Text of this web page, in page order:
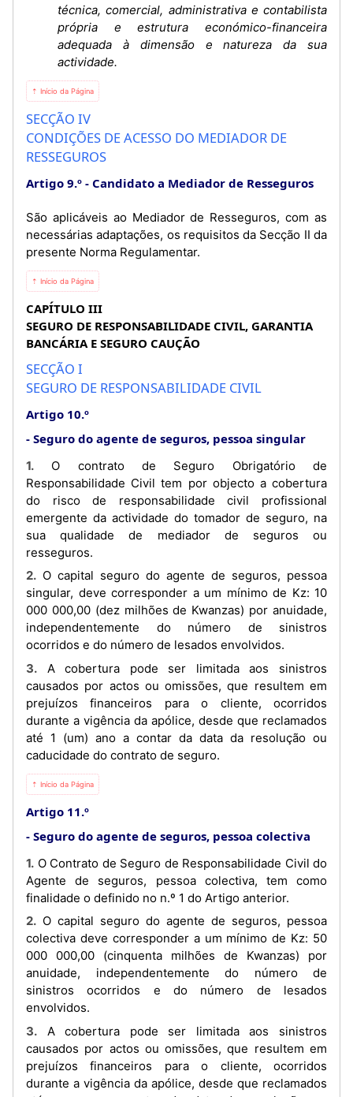
técnica, comercial, administrativa e contabilista
própria e estrutura económico-financeira
adequada à dimensão e natureza da sua
actividade.
⇡ Início da Página
SECÇÃO IV
CONDIÇÕES DE ACESSO DO MEDIADOR DE
RESSEGUROS
Artigo 9.º Candidato a Mediador de Resseguros
São aplicáveis ao Mediador de Resseguros, com as
necessárias adaptações, os requisitos da Secção II da
presente Norma Regulamentar.
⇡ Início da Página
CAPÍTULO III
SEGURO DE RESPONSABILIDADE CIVIL, GARANTIA
BANCÁRIA E SEGURO CAUÇÃO
SECÇÃO I
SEGURO DE RESPONSABILIDADE CIVIL
Artigo 10.º
Seguro do agente de seguros, pessoa singular
1. O contrato de Seguro Obrigatório de
Responsabilidade Civil tem por objecto a cobertura
do risco de responsabilidade civil profissional
emergente da actividade do tomador de seguro, na
sua qualidade de mediador de seguros ou
resseguros.
2. O capital seguro do agente de seguros, pessoa
singular, deve corresponder a um mínimo de Kz: 10
000 000,00 (dez milhões de Kwanzas) por anuidade,
independentemente do número de sinistros
ocorridos e do número de lesados envolvidos.
3. A cobertura pode ser limitada aos sinistros
causados por actos ou omissões, que resultem em
prejuízos financeiros para o cliente, ocorridos
durante a vigência da apólice, desde que reclamados
até 1 (um) ano a contar da data da resolução ou
caducidade do contrato de seguro.
⇡ Início da Página
Artigo 11.º
Seguro do agente de seguros, pessoa colectiva
1. O Contrato de Seguro de Responsabilidade Civil do
Agente de seguros, pessoa colectiva, tem como
finalidade o definido no n.º 1 do Artigo anterior.
2. O capital seguro do agente de seguros, pessoa
colectiva deve corresponder a um mínimo de Kz: 50
000 000,00 (cinquenta milhões de Kwanzas) por
anuidade, independentemente do número de
sinistros ocorridos e do número de lesados
envolvidos.
3. A cobertura pode ser limitada aos sinistros
causados por actos ou omissões, que resultem em
prejuízos financeiros para o cliente, ocorridos
durante a vigência da apólice, desde que reclamados